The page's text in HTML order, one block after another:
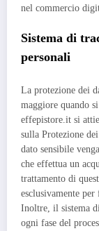
nel commercio
Sistema di
personali
La protezione dei
maggiore quando
effepistore.it si
sulla Protezione
dato sensibile
che effettua un
trattamento di
esclusivamente
Inoltre, il sistema
ogni fase del